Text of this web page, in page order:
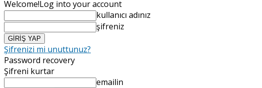
Welcome!Log into your account
kullanıcı adınız
şifreniz
Şifrenizi mi unuttunuz?
Password recovery
Şifreni kurtar
emailin